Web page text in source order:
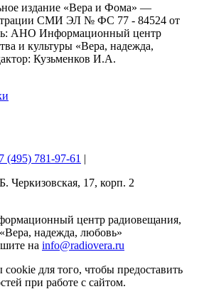
издание «Вера и Фома» —
СМИ ЭЛ № ФС 77 - 84524 от
АНО Информационный центр
и культуры «Вера, надежда,
Кузьменков И.А.
(495) 781-97-61 |
Черкизовская, 17, корп. 2
центр радиовещания,
надежда, любовь»
на info@radiovera.ru
для того, чтобы предоставить
при работе с сайтом.